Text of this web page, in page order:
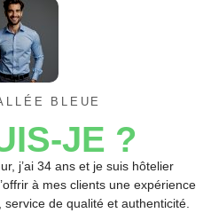
BLEUE
JE ?
j’ai 34 ans et je suis hôtelier
à mes clients une expérience
de qualité et authenticité.